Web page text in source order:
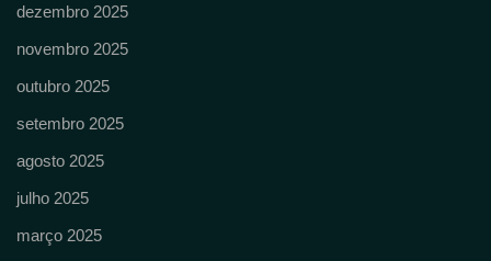
dezembro 2025
novembro 2025
outubro 2025
setembro 2025
agosto 2025
julho 2025
março 2025